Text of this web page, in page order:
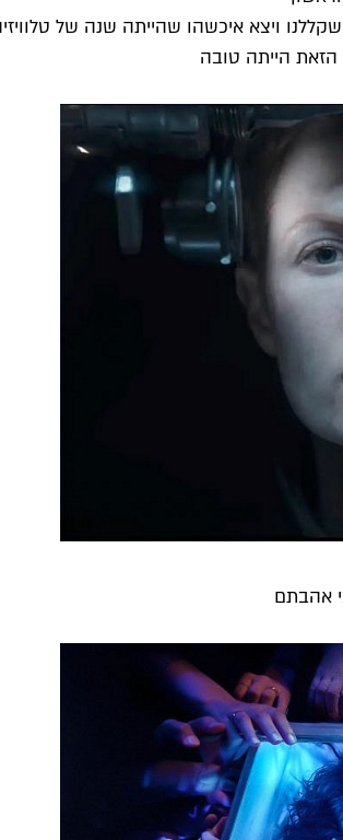
שקללנו ויצא איכשהו שהייתה שנה של
הייתה טובה